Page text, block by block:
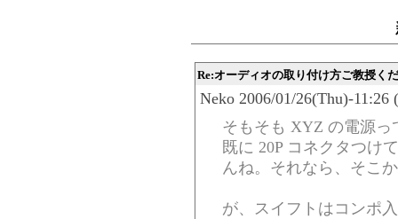
Re:オーディオの取り付け方ご教授く
Neko 2006/01/26(Thu)-11:26
そもそも XYZ の電源
既に 20P コネクタつけ
んね。それなら、そこ
が、スイフトはコンポ